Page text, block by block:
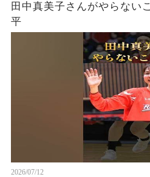
田中真美子さんがやらない
平
2026/07/12